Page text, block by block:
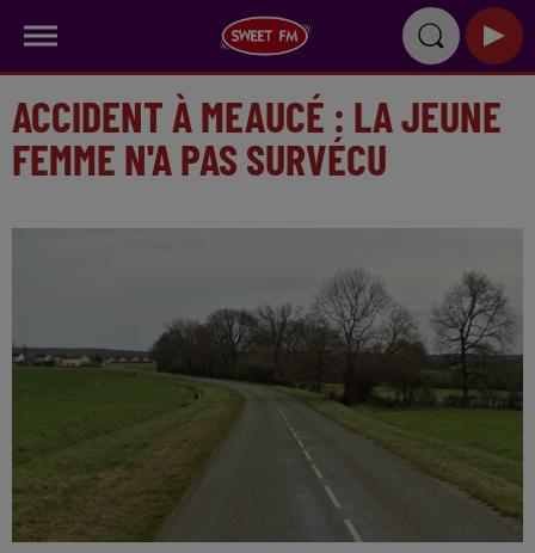
ACCIDENT À MEAUCÉ : LA JEUNE
FEMME N'A PAS SURVÉCU